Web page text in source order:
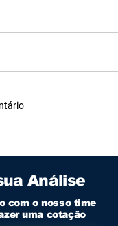
Garanta a
aos
Análise
com o nosso time
uma cotação